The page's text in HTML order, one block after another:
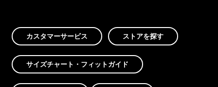
カスタマーサービス ストアを探す
サイズチャート・フィットガイド